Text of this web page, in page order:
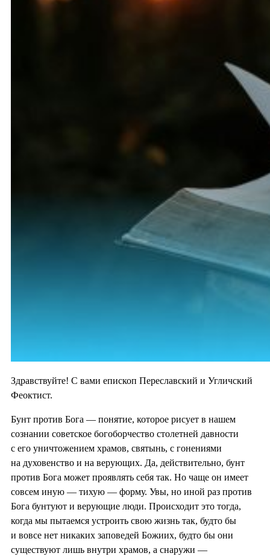
Здравствуйте! С вами епископ Переславский и Угличский
Феоктист.
Бунт против Бога — понятие, которое рисует в нашем
сознании советское богоборчество столетней давности
с его уничтожением храмов, святынь, с гонениями
на духовенство и на верующих. Да, действительно, бунт
против Бога может проявлять себя так. Но чаще он имеет
совсем иную — тихую — форму. Увы, но иной раз против
Бога бунтуют и верующие люди. Происходит это тогда,
когда мы пытаемся устроить свою жизнь так, будто бы
и вовсе нет никаких заповедей Божиих, будто бы они
существуют лишь внутри храмов, а снаружи —